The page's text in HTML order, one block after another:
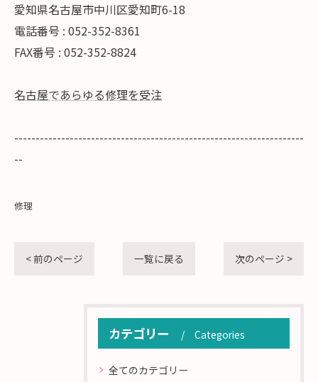
愛知県名古屋市中川区愛知町6-18
電話番号 : 052-352-8361
FAX番号 : 052-352-8824
名古屋であらゆる修理を受注
--------------------------------------------------------------------
--
修理
< 前のページ 一覧に戻る 次のページ >
カテゴリー Categories
全てのカテゴリー